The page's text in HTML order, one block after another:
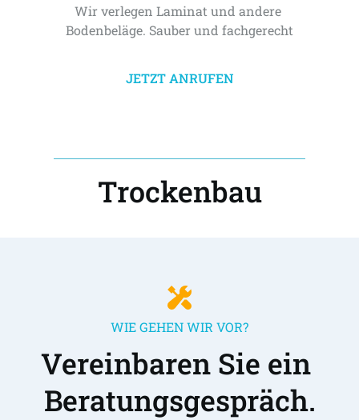
Wir verlegen Laminat und andere
Bodenbeläge. Sauber und fachgerecht
JETZT ANRUFEN
Trockenbau
WIE GEHEN WIR VOR?
Vereinbaren Sie ein
Beratungsgespräch.